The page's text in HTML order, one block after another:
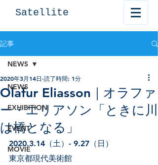
Satellite
記事
NEWS
EXHIBITION
EVENT
MOVIE
NEWS
Olafur Eliasson｜オラファ
ー・エリアソン「ときに川
は橋となる」
2020年3月14日 読了時間: 1分
2020.3.14（土）- 9.27（日）
東京都現代美術館